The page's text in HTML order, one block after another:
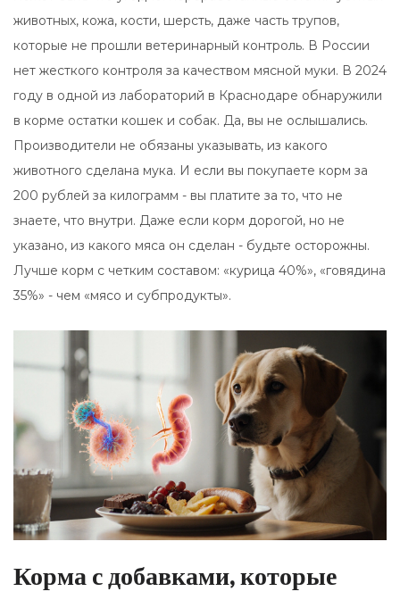
животных, кожа, кости, шерсть, даже часть трупов,
которые не прошли ветеринарный контроль. В России
нет жесткого контроля за качеством мясной муки. В 2024
году в одной из лабораторий в Краснодаре обнаружили
в корме остатки кошек и собак. Да, вы не ослышались.
Производители не обязаны указывать, из какого
животного сделана мука. И если вы покупаете корм за
200 рублей за килограмм - вы платите за то, что не
знаете, что внутри. Даже если корм дорогой, но не
указано, из какого мяса он сделан - будьте осторожны.
Лучше корм с четким составом: «курица 40%», «говядина
35%» - чем «мясо и субпродукты».
Корма с добавками, которые